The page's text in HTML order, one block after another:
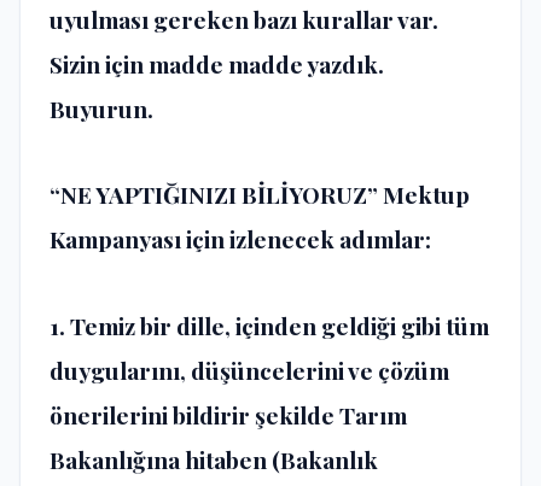
uyulması gereken bazı kurallar var.
Sizin için madde madde yazdık.
Buyurun.
“NE YAPTIĞINIZI BİLİYORUZ” Mektup
Kampanyası için izlenecek adımlar:
1. Temiz bir dille, içinden geldiği gibi tüm
duygularını, düşüncelerini ve çözüm
önerilerini bildirir şekilde Tarım
Bakanlığına hitaben (Bakanlık